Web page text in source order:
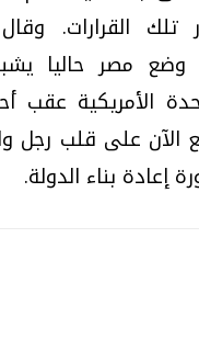
القرارات.
وضع مصر حاليا
الآن على قلب
إعادة بناء الدولة.